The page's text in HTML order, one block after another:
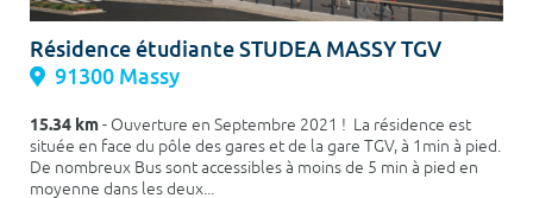
Résidence étudiante STUDEA MASSY TGV
91300 Massy
15.34 km- Ouverture en Septembre 2021 ! La résidence est
située en face du pôle des gares et de la gare TGV, à 1min à pied.
De nombreux Bus sont accessibles à moins de 5 min à pied en
moyenne dans les deux...